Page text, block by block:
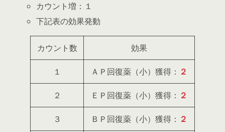
カウント増：１
下記表の効果発動
カウント数 効果
１ ＡＰ回復薬（小）獲得： ２
２ ＥＰ回復薬（小）獲得： ２
３ ＢＰ回復薬（小）獲得： ２